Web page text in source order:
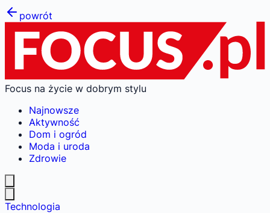
powrót
Focus na życie w dobrym stylu
Najnowsze
Aktywność
Dom i ogród
Moda i uroda
Zdrowie
Technologia